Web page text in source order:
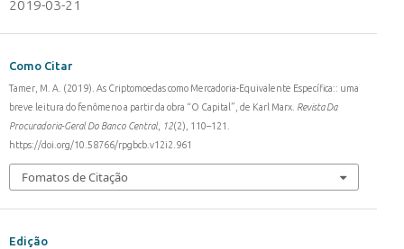
2019-03-21
Como Citar
Tamer, M. A. (2019). As Criptomoedas como Mercadoria-Equivalente Específica:: uma
breve leitura do fenômeno a partir da obra “O Capital”, de Karl Marx. Revista Da
Procuradoria-Geral Do Banco Central, 12(2), 110–121.
https://doi.org/10.58766/rpgbcb.v12i2.961
Fomatos de Citação
Edição